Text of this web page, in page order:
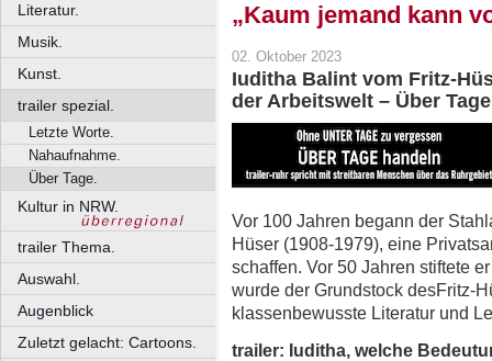
Literatur.
Musik.
Kunst.
trailer spezial.
Letzte Worte.
Nahaufnahme.
Über Tage.
Kultur in NRW.
trailer Thema.
Auswahl.
Augenblick
Zuletzt gelacht: Cartoons.
„Kaum jemand kann
02. Oktober 2023
Iuditha Balint vom Fritz-
der Arbeitswelt – Über
Vor 100 Jahren begann der
Hüser (1908-1979), eine
schaffen. Vor 50 Jahren stiftete
wurde der Grundstock desFritz-
klassenbewusste Literatur und
trailer: Iuditha, welche